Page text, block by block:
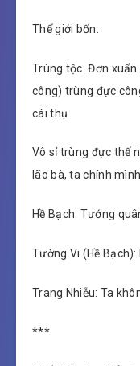
Thế giới bốn:
Trùng tộc: Đơn
công) trùng đực
cái thụ
Vô sỉ trùng đực thế
lão bà, ta chính
Hề Bạch: Tướng
Tường Vi (Hề
Trang Nhiễu: Ta
***